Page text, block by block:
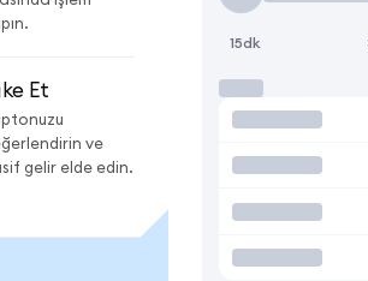
Et
ve
gelir elde edin.
15dk